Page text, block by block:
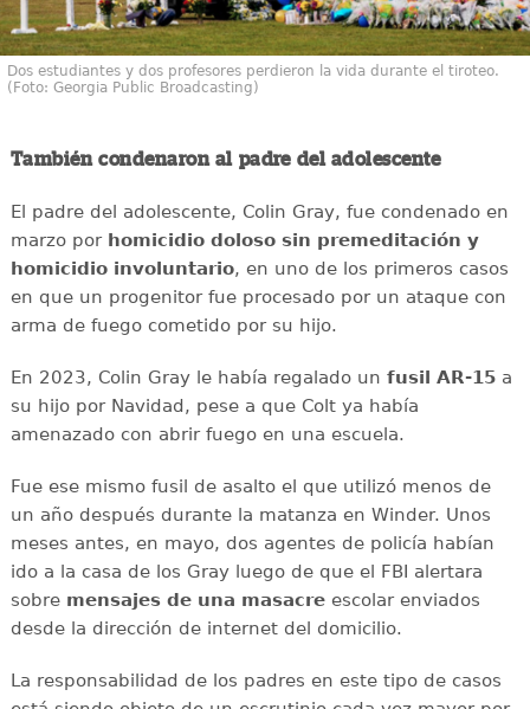
Dos estudiantes y dos profesores perdieron la vida durante el tiroteo.
(Foto: Georgia Public Broadcasting)
También condenaron al padre del adolescente
El padre del adolescente, Colin Gray, fue condenado en
marzo por homicidio doloso sin premeditación y
homicidio involuntario, en uno de los primeros casos
en que un progenitor fue procesado por un ataque con
arma de fuego cometido por su hijo.
En 2023, Colin Gray le había regalado un fusil AR-15a
su hijo por Navidad, pese a que Colt ya había
amenazado con abrir fuego en una escuela.
Fue ese mismo fusil de asalto el que utilizó menos de
un año después durante la matanza en Winder. Unos
meses antes, en mayo, dos agentes de policía habían
ido a la casa de los Gray luego de que el FBI alertara
sobre mensajes de una masacreescolar enviados
desde la dirección de internet del domicilio.
La responsabilidad de los padres en este tipo de casos